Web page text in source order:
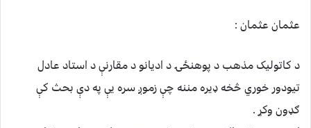
عثمان عثمان :
د کاتولیک مذهب د پوهنځۍ د ادیانو د مقارنې د استاد عادل
تیودور خوري څخه ډیره مننه چې زموږ سره یې په دې بحث کې
ګډون وکړ .